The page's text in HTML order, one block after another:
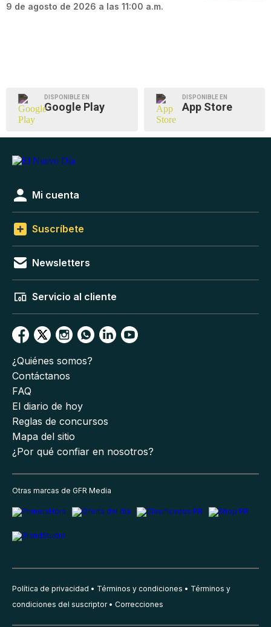
9 de agosto de 2026 a las 11:00 a.m.
DISPONIBLE EN
Google Play
DISPONIBLE EN
App Store
Mi cuenta
Suscríbete
Newsletters
Servicio al cliente
¿Quiénes somos?
Contáctanos
FAQ
El diario de hoy
Reglas de concursos
Mapa del sitio
¿Por qué confiar en nosotros?
Otras marcas de GFR Media
Política de privacidad Términos y condiciones
Términos y
condiciones del suscriptor
Correcciones